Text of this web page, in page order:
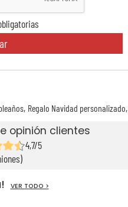
Regalo Navidad personalizado
opinión clientes
4,7/5
VER TODO >